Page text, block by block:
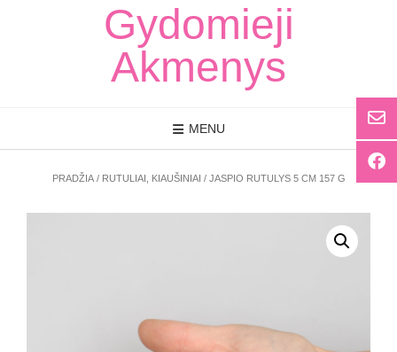
Gydomieji
Akmenys
MENU
PRADŽIA/ RUTULIAI, KIAUŠINIAI / JASPIO RUTULYS 5 CM 157 G